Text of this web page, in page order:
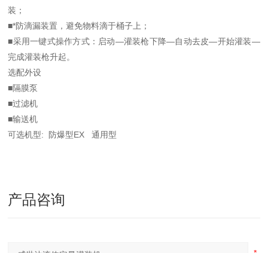
装；
■*防滴漏装置，避免物料滴于桶子上；
■采用一键式操作方式：启动—灌装枪下降—自动去皮—开始灌装—
完成灌装枪升起。
选配外设
■隔膜泵
■过滤机
■输送机
可选机型: 防爆型EX 通用型
产品咨询